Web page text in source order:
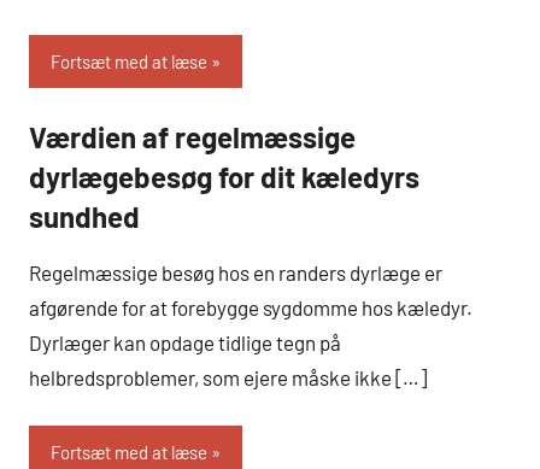
Fortsæt med at læse
Hobby
og Dyr
Værdien af regelmæssige
dyrlægebesøg for dit kæledyrs
sundhed
Regelmæssige besøg hos en randers dyrlæge er
afgørende for at forebygge sygdomme hos kæledyr.
Dyrlæger kan opdage tidlige tegn på
helbredsproblemer, som ejere måske ikke […]
Fortsæt med at læse